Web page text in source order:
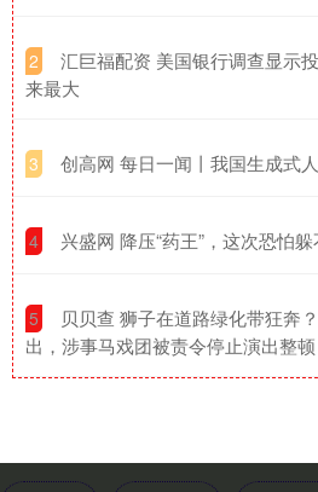
2
汇巨福配资 美国银行调查显示
来最大
3 创高网 每日一闻丨我国生成式
4 兴盛网 降压“药王”，这次恐怕
5
贝贝查 狮子在道路绿化带狂奔
出，涉事马戏团被责令停止演出整顿